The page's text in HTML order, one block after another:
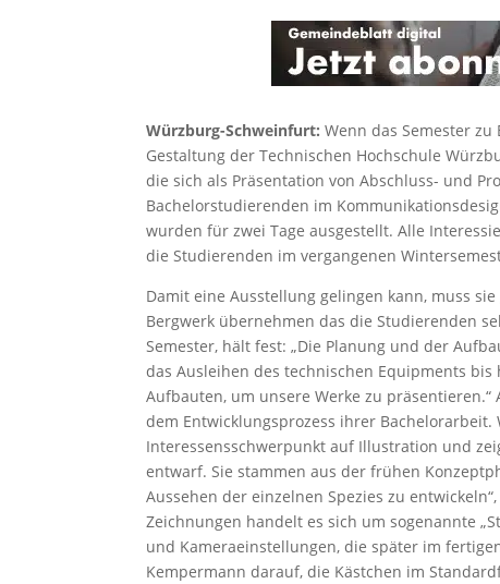
Würzburg-Schweinfurt:Wenn das Semester
Gestaltung der Technischen Hochschule
die sich als Präsentation von Abschluss- und
Bachelorstudierenden im
wurden für zwei Tage ausgestellt. Alle
die Studierenden im vergangenen
Damit eine Ausstellung gelingen kann, muss
Bergwerk übernehmen das die Studierenden
Semester, hält fest: „Die Planung und der
das Ausleihen des technischen Equipments
Aufbauten, um unsere Werke zu
dem Entwicklungsprozess ihrer
Interessensschwerpunkt auf Illustration und
entwarf. Sie stammen aus der frühen
Aussehen der einzelnen Spezies zu
Zeichnungen handelt es sich um sogenannte
und Kameraeinstellungen, die später im
Kempermann darauf, die Kästchen im